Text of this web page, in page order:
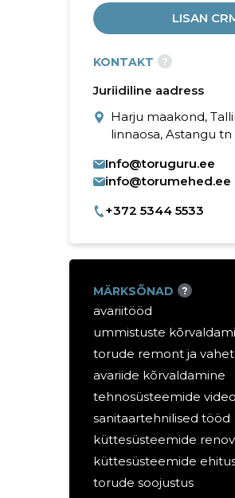
LISAN
KONTAKT ?
Juriidiline aadress
Harju maakond,
linnaosa, Astangu tn
Info@toruguru.ee
info@torumehed.ee
+372 5344 5533
MÄRKSÕNAD ?
avariitööd
ummistuste
torude remont ja
avariide kõrvaldamine
tehnosüsteemide
sanitaartehnilised tööd
küttesüsteemide
küttesüsteemide
torude soojustus